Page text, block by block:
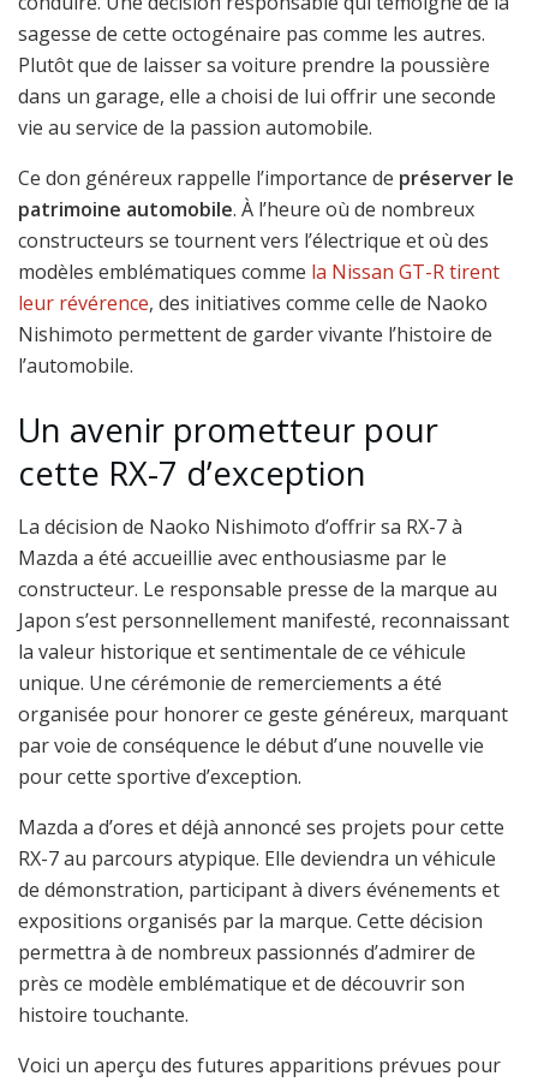
sagesse de cette octogénaire pas comme les autres.
Plutôt que de laisser sa voiture prendre la poussière
dans un garage, elle a choisi de lui offrir une seconde
vie au service de la passion automobile.
Ce don généreux rappelle l’importance de préserver le
patrimoine automobile. À l’heure où de nombreux
constructeurs se tournent vers l’électrique et où des
modèles emblématiques comme la Nissan GT-R tirent
leur révérence, des initiatives comme celle de Naoko
Nishimoto permettent de garder vivante l’histoire de
l’automobile.
Un avenir prometteur pour
cette RX-7 d’exception
La décision de Naoko Nishimoto d’offrir sa RX-7 à
Mazda a été accueillie avec enthousiasme par le
constructeur. Le responsable presse de la marque au
Japon s’est personnellement manifesté, reconnaissant
la valeur historique et sentimentale de ce véhicule
unique. Une cérémonie de remerciements a été
organisée pour honorer ce geste généreux, marquant
par voie de conséquence le début d’une nouvelle vie
pour cette sportive d’exception.
Mazda a d’ores et déjà annoncé ses projets pour cette
RX-7 au parcours atypique. Elle deviendra un véhicule
de démonstration, participant à divers événements et
expositions organisés par la marque. Cette décision
permettra à de nombreux passionnés d’admirer de
près ce modèle emblématique et de découvrir son
histoire touchante.
Voici un aperçu des futures apparitions prévues pour